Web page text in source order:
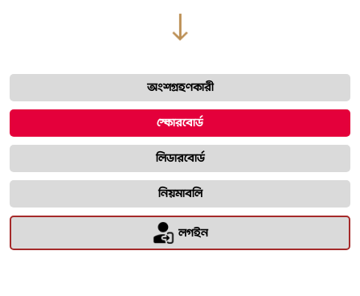
অংশগ্রহণকারী
স্কোরবোর্ড
লিডারবোর্ড
নিয়মাবলি
লগইন